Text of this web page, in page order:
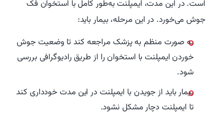
است. در این مدت، ایمپلنت به‌طور کامل با استخوان فک
جوش می‌خورد. در این مرحله، بیمار باید:
به صورت منظم به پزشک مراجعه کند تا وضعیت جوش
خوردن ایمپلنت با استخوان را از طریق رادیوگرافی بررسی
شود.
بیمار باید از جویدن با ایمپلنت در این مدت خودداری کند
تا ایمپلنت دچار مشکل نشود.